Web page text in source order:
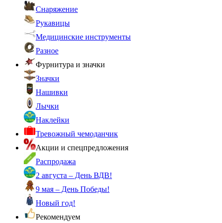
Снаряжение
Рукавицы
Медицинские инструменты
Разное
Фурнитура и значки
Значки
Нашивки
Лычки
Наклейки
Тревожный чемоданчик
Акции и спецпредложения
Распродажа
2 августа – День ВДВ!
9 мая – День Победы!
Новый год!
Рекомендуем